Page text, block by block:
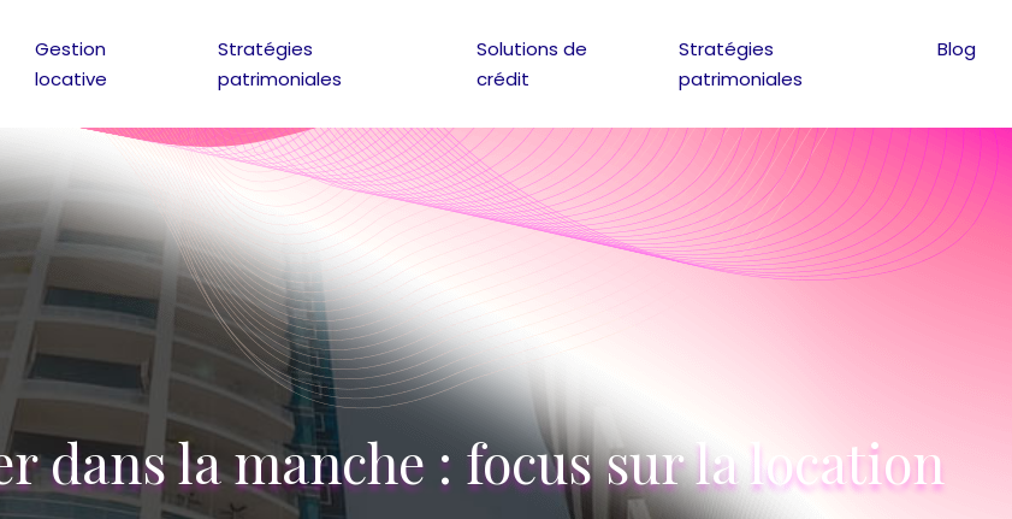
Gestion
locative
Stratégies
patrimoniales
Solutions de
crédit
Stratégies
patrimoniales
Blog
dans la manche : focus sur la location